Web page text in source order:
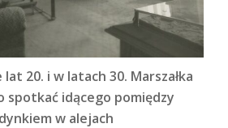
20. i w latach 30. Marszałka
spotkać idącego pomiędzy
w alejach